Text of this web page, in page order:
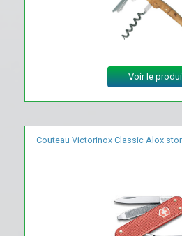
Voir le
Couteau Victorinox Classic Alox